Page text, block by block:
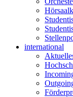
international